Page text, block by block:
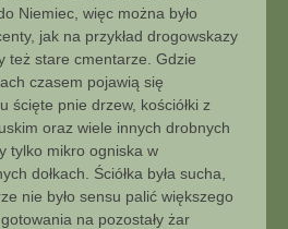
Niemiec, więc można było
jak na przykład drogowskazy
też stare cmentarze. Gdzie
czasem pojawią się
ścięte pnie drzew, kościółki z
oraz wiele innych drobnych
tylko mikro ogniska w
dołkach. Ściółka była sucha,
nie było sensu palić większego
na pozostały żar